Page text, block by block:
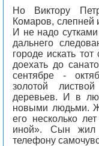
Но Виктору
Комаров, слепней
И не надо
дальнего
городе искать
доехать до
сентябре -
золотой
деревьев. И в
новыми людьми.
его несколько
иной». Сын жил
телефону